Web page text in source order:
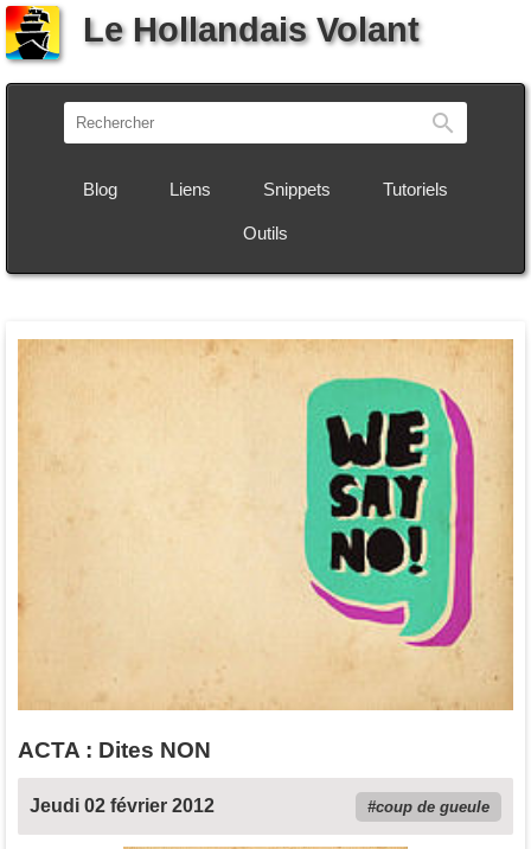
Le Hollandais Volant
Blog Liens Snippets Tutoriels
Outils
ACTA : Dites NON
Jeudi 02 février 2012 coup de gueule